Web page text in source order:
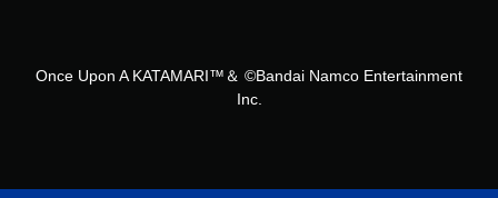
Once Upon A KATAMARI™＆ ©Bandai Namco Entertainment
Inc.